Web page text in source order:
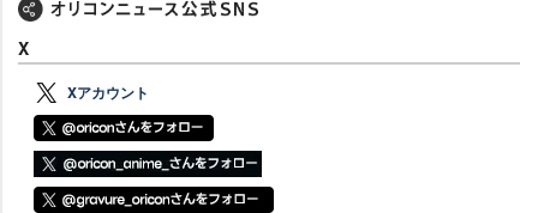
X
Xアカウント